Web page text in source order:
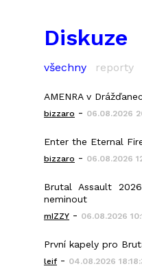
Diskuze
všechny reporty
AMENRA v
bizzaro - 06.08.2026
Enter the Eternal
bizzaro - 06.08.2026
Brutal Assault
neminout
mIZZY - 06.08.2026
První kapely pro
leif - 04.08.2026